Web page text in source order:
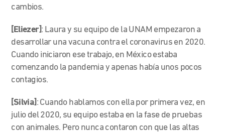
cambios.
[Eliezer]: Laura y su equipo de la UNAM empezaron a
desarrollar una vacuna contra el coronavirus en 2020.
Cuando iniciaron ese trabajo, en México estaba
comenzando la pandemia y apenas había unos pocos
contagios.
[Silvia] : Cuando hablamos con ella por primera vez, en
julio del 2020, su equipo estaba en la fase de pruebas
con animales. Pero nunca contaron con que las altas